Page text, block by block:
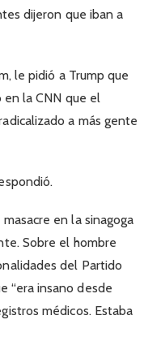
dijeron que iban a
le pidió a Trump que
la CNN que el
a más gente
en la sinagoga
Sobre el hombre
del Partido
“era insano desde
médicos. Estaba